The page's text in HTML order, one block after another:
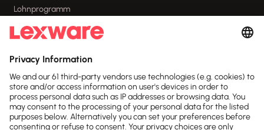
Lohnprogramm
Geschäftskonto
Branchenlösungen
Erweiterungen & Partner
Wissen
